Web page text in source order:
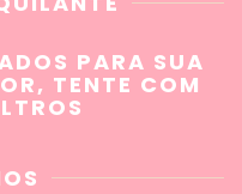
PARA SUA
TENTE COM